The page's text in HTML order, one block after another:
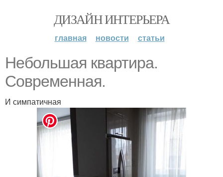
ДИЗАЙН ИНТЕРЬЕРА
главная новости статьи
Небольшая квартира.
Современная.
И симпатичная